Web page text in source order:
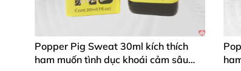
Popper Pig Sweat 30ml kích thích
ham muốn tình dục khoái cảm sâu